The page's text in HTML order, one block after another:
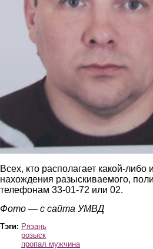
Всех, кто располагает какой-
нахождения разыскиваемого,
телефонам 33-01-72 или 02.
Фото — с сайта УМВД
Тэги: Рязань
розыск
пропал мужчина